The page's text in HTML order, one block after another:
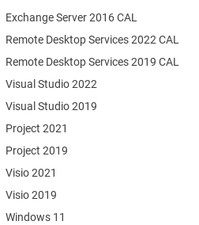
Remote Desktop Services 2022 CAL
Remote Desktop Services 2019 CAL
Exchange Server 2016 CAL
Visual Studio 2022
Visual Studio 2019
Project 2021
Project 2019
Visio 2021
Visio 2019
Windows 11